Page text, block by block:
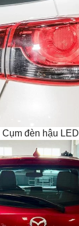
Cụm đèn hậu LED